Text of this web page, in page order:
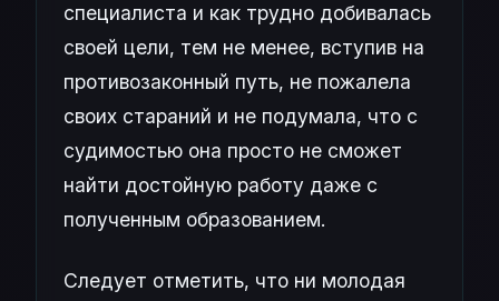
специалиста и как трудно добивалась
своей цели, тем не менее, вступив на
противозаконный путь, не пожалела
своих стараний и не подумала, что с
судимостью она просто не сможет
найти достойную работу даже с
полученным образованием.
Следует отметить, что ни молодая